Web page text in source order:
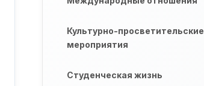
Культурно-просветительские
мероприятия
Студенческая жизнь